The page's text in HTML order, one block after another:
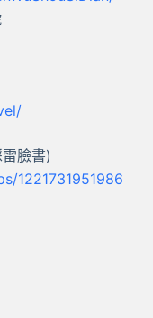
臉書)
1221731951986